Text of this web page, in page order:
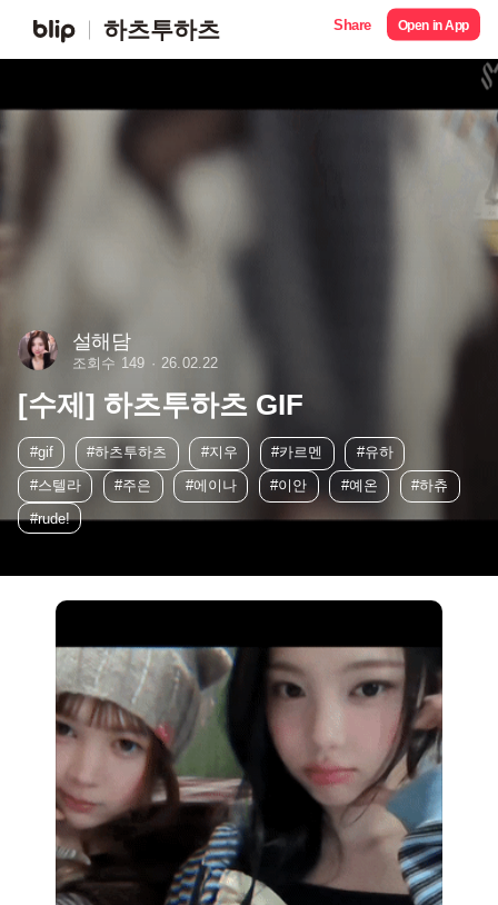
하츠투하츠 Share Open in App
설해담
조회수 149 26.02.22
[수제] 하츠투하츠 GIF
#gif #하츠투하츠 #지우 #카르멘
#유하
#스텔라
#주은 #에이나 #이안 #예온
#하츄
#rude!